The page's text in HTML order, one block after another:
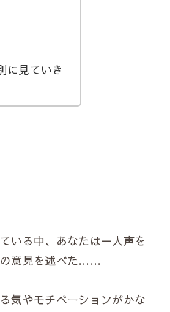
に見ていき
いる中、あなたは一人声を
の意見を述べた……
気やモチベーションがかな